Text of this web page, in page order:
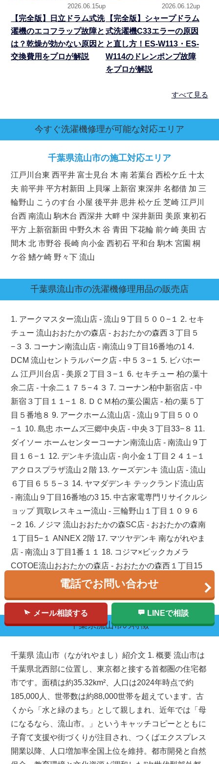
2026.06.15up
【完全版】日立ドラム式洗
濯機のエコフラップ故障と
は？乾燥が効かない原因と
交換費用をプロが解説
2026.06.12up
【完全版】シャープドラム
式洗濯機C33エラーの原因
と直し方！ES-W113・ES-
W114のドレンポンプ故障
をプロが解説
すべて見る
今すぐ洗濯機修理が可能な対応エリア
千葉県流山市の施工対応エリア
江戸川台東 西平井 富士見台 木 南 若葉台 西松ケ丘 十太
夫 前平井 平方村新田 上貝塚 上新宿 東深井 名都借 加 三
輪野山 こうのす台 小屋 後平井 思井 松ケ丘 芝崎 江戸川
台西 南流山 駒木台 西深井 大畔 中 深井新田 美原 東初石
平方 上新宿新田 中野久木 谷 青田 下花輪 前ケ崎 美田 古
間木 北 市野谷 長崎 向小金 西初石 平和台 駒木 宮園 桐
ケ谷 鰭ケ崎 野々下 流山
千葉県流山市の洗濯機修理用品の販売店
1. アークマスター流山店 - 流山９丁目５００−１ 2. セキ
チュー 流山おおたかの森店 - おおたかの森西３丁目５
−３ 3. コーナン南流山店 - 南流山９丁目16番地の1 4.
DCM 流山セントラルパーク店 - 中５３−１ 5. ビバホー
ム 江戸川台店 - 美原２丁目３−１ 6. セキチュー 柏の葉十
余二店 - 十余二１７５−４３ 7. コーナン柏中新宿店 - 中
新宿３丁目１１−１ 8. ＤＣＭ柏の葉公園店 - 柏の葉５丁
目５番地８ 9. アークホーム流山店 - 流山９丁目５００
−１ 10. 島忠 ホームズ三郷中央店 - 中央３丁目33−８ 11.
ダイソー ホームセンターコーナン南流山店 - 南流山９丁
目１６−１ 12. デンキチ流山店 - 向小金１丁目２４１−１
アクロスプラザ流山２階 13. ケーズデンキ 流山店 - 流山
６丁目６５５−３ 14. ヤマダデンキ テックランド流山店
- 南流山９丁目16番地の3 15. 中古家電専門リサイクルシ
ョップ 買取レスキュー流山 - 三輪野山１丁目１０９６
−２ 16. ノジマ 流山おおたかの森SC店 - おおたかの森南
１丁目5−１ ANNEX 2階 17. マツヤデンキ 南ながれやま
店 - 南流山３丁目1番１１ 18. コジマ×ビックカメラ
COTOE流山おおたかの森店 - おおたかの森西１丁目15
番3 19. ケーズデンキ 南柏店 - 向小金１丁目２７２ 番8
千葉県流山市の特徴
千葉県 流山市（ながれやまし）紹介文 1. 概要 流山市は
千葉県北西部に位置し、東京都と接する首都圏の住宅都
市です。面積は約35.32km²、人口は2024年時点で約
185,000人、世帯数は約88,000世帯を超えています。古
くから「水と緑のまち」として親しまれ、近年では「母
になるなら、流山市。」というキャッチコピーとともに
子育て支援や街づくりが注目され、つくばエクスプレス
開業以降、人口増加率全国上位を維持。都市開発と自然
電話でお問い合わせ
メール相談する LINEで相談